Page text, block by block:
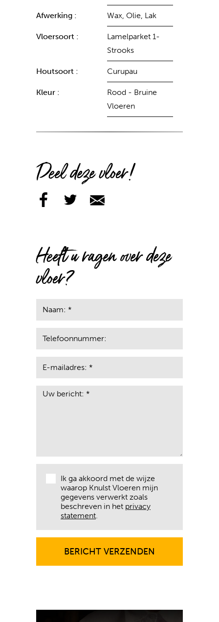
Afwerking : Wax, Olie, Lak
Vloersoort :
Lamelparket 1-
Strooks
Houtsoort : Curupau
Kleur :
Rood - Bruine
Vloeren
Deel deze vloer!
Heeft u ragen over deze
vloer?
Ik ga akkoord met de wijze
waarop Knulst Vloeren mijn
gegevens verwerkt zoals
beschreven in het privacy
statement
BERICHT VERZENDEN
BERICHT VERZENDEN